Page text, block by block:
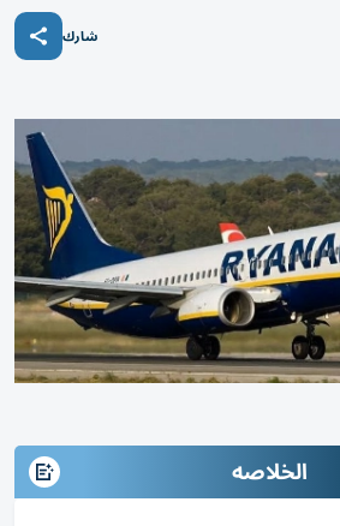
شارك
الخلاصه